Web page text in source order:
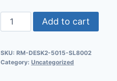
Add to cart
SKU: RM-DESK2-5015-SL8002
Category: Uncategorized